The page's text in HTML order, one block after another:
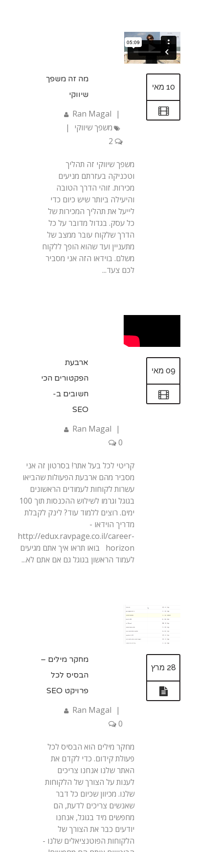
10 מאי
מה זה משפך
שיווקי
Ran Magal |
משפך שיווקי
|
משפך שיווקי זה תהליך
וטכניקה בעזרתם מניעים
מכירות. זוהי הדרך הטובה
והיעילה ביותר שיש כיום כדי
לייעל את תהליך המכירות של
כל עסק. בגדול מדובר על כל
הדרך שלקוח עובר ממצב של
מתעניין ועד שהוא הופך ללקוח
משלם. בוידאו הזה אני מסביר
לכם צעד...
09 מאי
ארבעת
הפקטורים הכי
חשובים ב-
SEO
Ran Magal |
0
קריטי לכל בעל אתר! בסרטון זה אני
מסביר מהם ארבעת הפעולות שהביאו
עשרות לקוחות לעמודים הראשונים
בגוגל וגרמו לשילוש ההכנסות תוך 100
ימים. רוצים ללמוד עוד? לינק לקבלת
מדריך הוידאו -
http://edux.ravpage.co.il/career-
horizon בואו תראו איך אתם מגיעים
לעמוד הראשון בגוגל גם אם אתם לא...
28 מרץ
מחקר מילים –
הבסיס לכל
פרויקט SEO
Ran Magal |
0
מחקר מילים הוא הבסיס לכל
פעולת קידום. כדי לקדם את
האתר שלנו אנחנו צריכים
לענות על הצורך של הלקוחות
שלנו. מכיוון שכיום כל דבר
שאנשים צריכים לדעת, הם
מחפשים מיד בגוגל, אנחנו
יודעים כבר את הצורך של
הלקוחות הפוטנציאלים שלנו -